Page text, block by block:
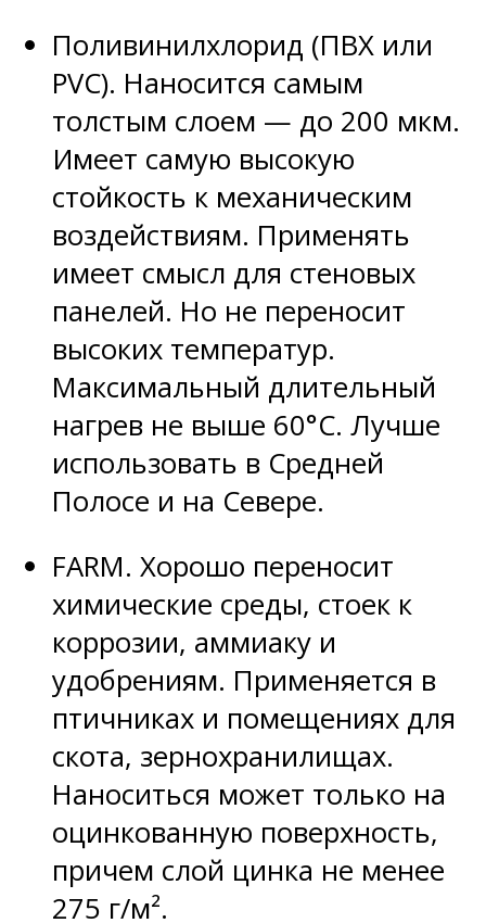
Поливинилхлорид (ПВХ или
PVC). Наносится самым
толстым слоем — до 200 мкм.
Имеет самую высокую
стойкость к механическим
воздействиям. Применять
имеет смысл для стеновых
панелей. Но не переносит
высоких температур.
Максимальный длительный
нагрев не выше 60°C. Лучше
использовать в Средней
Полосе и на Севере.
FARM. Хорошо переносит
химические среды, стоек к
коррозии, аммиаку и
удобрениям. Применяется в
птичниках и помещениях для
скота, зернохранилищах.
Наноситься может только на
оцинкованную поверхность,
причем слой цинка не менее
275 г/м².